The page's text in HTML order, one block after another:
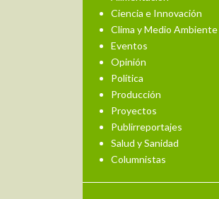
Ciencia e Innovación
Clima y Medio Ambiente
Eventos
Opinión
Política
Producción
Proyectos
Publirreportajes
Salud y Sanidad
Columnistas